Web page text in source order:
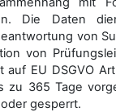
Die Daten
von
von
auf EU DSGVO
zu 365 Tage
gesperrt.